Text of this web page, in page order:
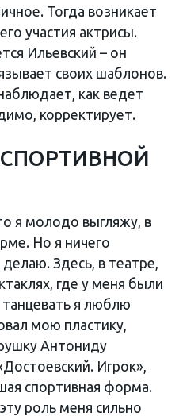
Тогда возникает
участия актрисы.
Ильевский – он
своих шаблонов.
как ведет
корректирует.
я молодо выгляжу, в
Но я ничего
Здесь, в театре,
где у меня были
я люблю
мою пластику,
Антониду
Игрок»,
спортивная форма.
роль меня сильно